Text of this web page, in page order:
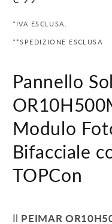
listino
*IVA ESCLUSA.
**SPEDIZIONE ESCLUSA
Pannello
Modulo
Bifacciale
TOPCon
PEIMAR